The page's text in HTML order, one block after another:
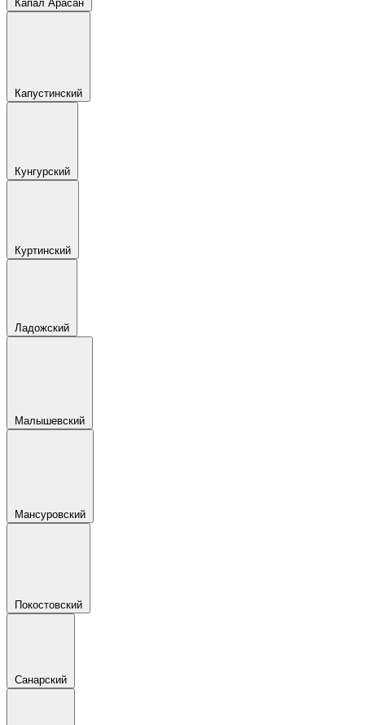
Капал Арасан
Капустинский
Кунгурский
Куртинский
Ладожский
Малышевский
Мансуровский
Покостовский
Санарский